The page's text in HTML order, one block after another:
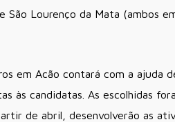
São Lourenço da Mata (ambos
em Acão contará com a ajuda
às candidatas. As escolhidas
de abril, desenvolverão as